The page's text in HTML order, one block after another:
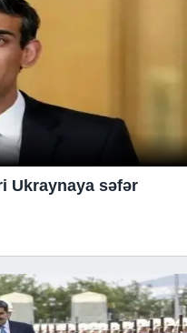
Ukraynaya səfər